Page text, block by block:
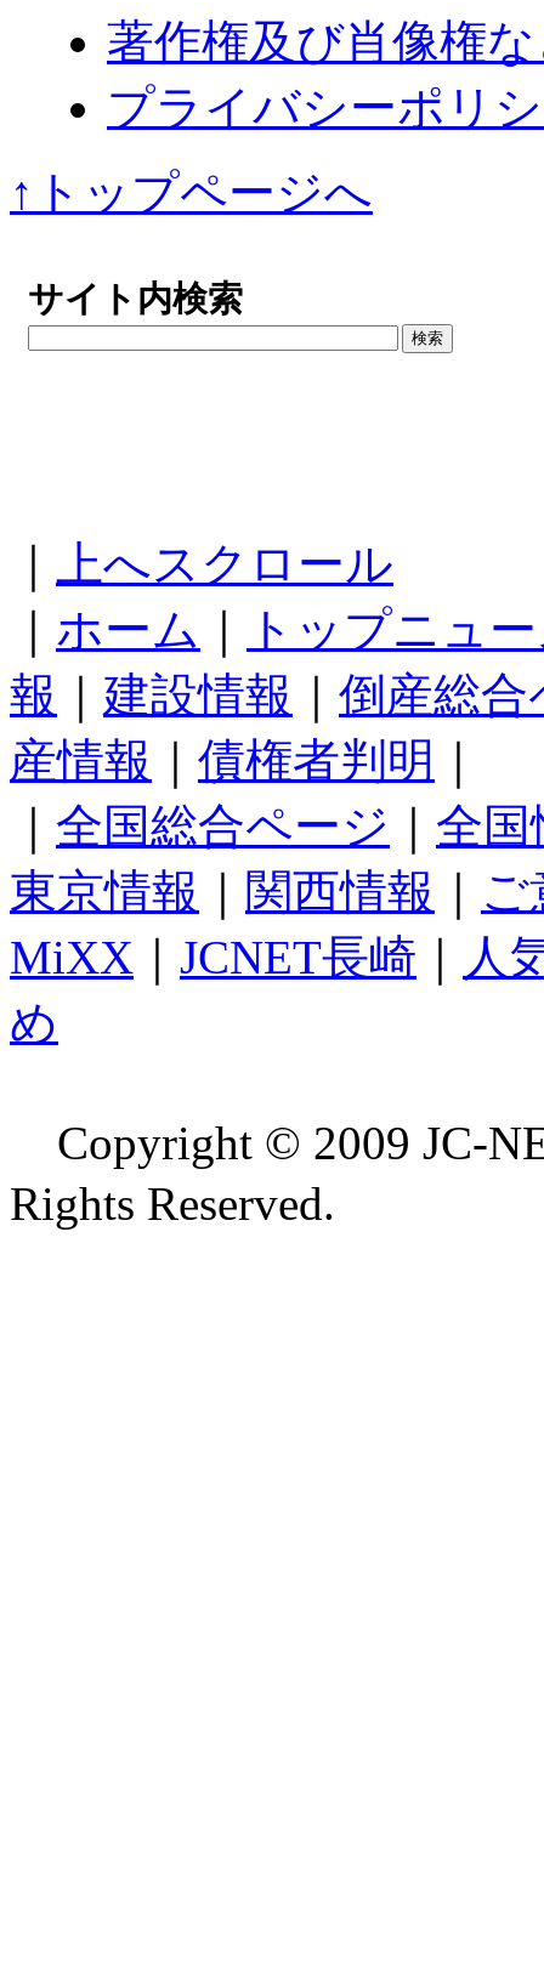
著作権及び肖像権
プライバシーポリ
↑トップページへ
サイト内検索
上へスクロール
ホーム
トップニュ
報
建設情報
倒産総合
産情報
債権者判明
全国総合ページ
全国
東京情報
関西情報
ご
MiXX
JCNET長崎
人
め
Copyright © 2009 JC-
Rights Reserved.